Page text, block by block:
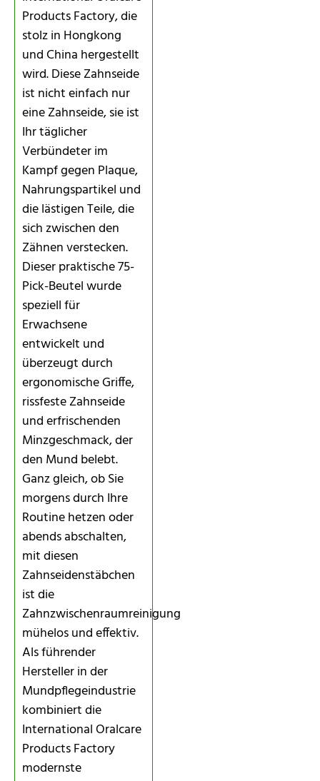
Products Factory, die
stolz in Hongkong
und China hergestellt
wird. Diese Zahnseide
ist nicht einfach nur
eine Zahnseide, sie ist
Ihr täglicher
Verbündeter im
Kampf gegen Plaque,
Nahrungspartikel und
die lästigen Teile, die
sich zwischen den
Zähnen verstecken.
Dieser praktische 75-
Pick-Beutel wurde
speziell für
Erwachsene
entwickelt und
überzeugt durch
ergonomische Griffe,
rissfeste Zahnseide
und erfrischenden
Minzgeschmack, der
den Mund belebt.
Ganz gleich, ob Sie
morgens durch Ihre
Routine hetzen oder
abends abschalten,
mit diesen
Zahnseidenstäbchen
ist die
Zahnzwischenraumreinigung
mühelos und effektiv.
Als führender
Hersteller in der
Mundpflegeindustrie
kombiniert die
International Oralcare
Products Factory
modernste